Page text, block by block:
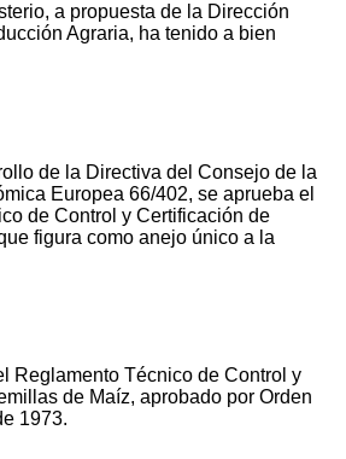
a propuesta de la Dirección
Agraria, ha tenido a bien
de la Directiva del Consejo de la
Europea 66/402, se aprueba el
de Control y Certificación de
figura como anejo único a la
Reglamento Técnico de Control y
de Maíz, aprobado por Orden
1973.